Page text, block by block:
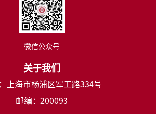
微信公众号
关于我们
上海市杨浦区军工路334号
邮编：200093